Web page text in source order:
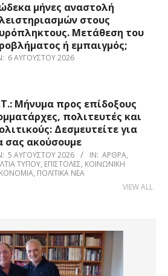
μήνες αναστολή
στους
Μετάθεση του
ή εμπαιγμός;
6 ΑΥΓΟΎΣΤΟΥ 2026
Μήνυμα προς επίδοξους
πολιτευτές και
Δεσμευτείτε για
σας ακούσουμε
5 ΑΥΓΟΎΣΤΟΥ 2026 IN: ΆΡΘΡΑ,
ΤΎΠΟΥ, ΕΠΙΣΤΟΛΈΣ, ΚΟΙΝΩΝΙΚΉ
, ΠΟΛΙΤΙΚΆ ΝΈΑ
VIEW ALL